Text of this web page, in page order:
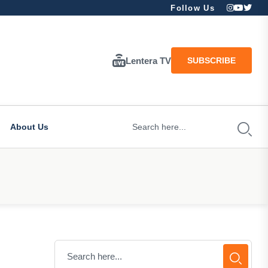
Follow Us
Lentera TV SUBSCRIBE
About Us